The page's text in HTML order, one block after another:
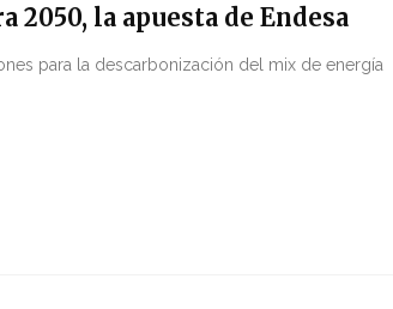
la apuesta de Endesa
para la descarbonización del mix de energía